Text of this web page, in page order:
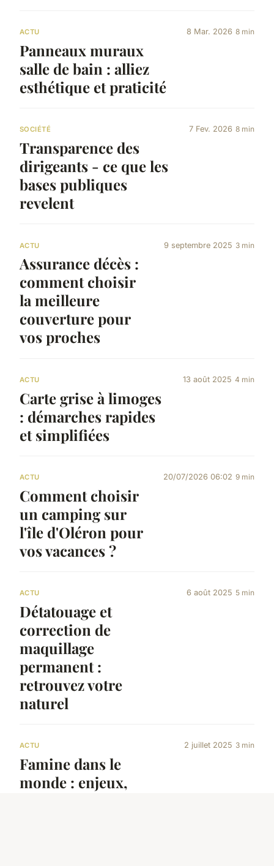
ACTU
Panneaux muraux
salle de bain : alliez
esthétique et praticité
8 Mar. 2026 8 min
SOCIÉTÉ
Transparence des
dirigeants - ce que les
bases publiques
revelent
7 Fev. 2026 8 min
ACTU
Assurance décès :
comment choisir
la meilleure
couverture pour
vos proches
9 septembre 2025 3 min
ACTU
Carte grise à limoges
: démarches rapides
et simplifiées
13 août 2025 4 min
ACTU
Comment choisir
un camping sur
l'île d'Oléron pour
vos vacances ?
20/07/2026 06:02 9 min
ACTU
Détatouage et
correction de
maquillage
permanent :
retrouvez votre
naturel
6 août 2025 5 min
ACTU
Famine dans le
monde : enjeux,
2 juillet 2025 3 min